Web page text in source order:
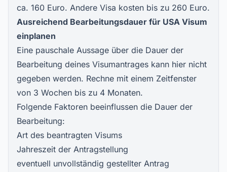
ca. 160 Euro. Andere Visa kosten bis zu 260 Euro.
Ausreichend Bearbeitungsdauer für USA Visum
einplanen
Eine pauschale Aussage über die Dauer der
Bearbeitung deines Visumantrages kann hier nicht
gegeben werden. Rechne mit einem Zeitfenster
von 3 Wochen bis zu 4 Monaten.
Folgende Faktoren beeinflussen die Dauer der
Bearbeitung:
Art des beantragten Visums
Jahreszeit der Antragstellung
eventuell unvollständig gestellter Antrag